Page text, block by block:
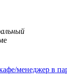
менеджер в